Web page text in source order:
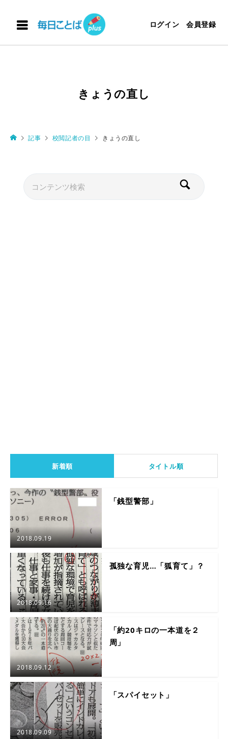
ログイン 会員登録
きょうの直し
記事 校閲記者の目 きょうの直し
新着順 タイトル順
2018.09.19
「銭型警部」
2018.09.16
孤独な育児…「狐育て」？
2018.09.12
「約20キロの一本道を２
周」
2018.09.09
「スパイセット」